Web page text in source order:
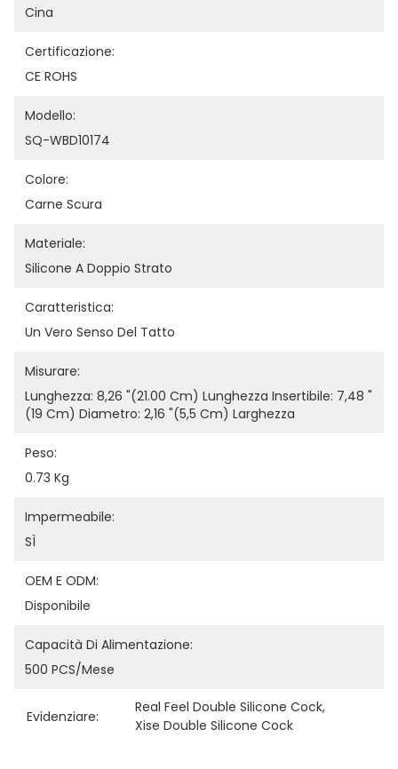
Cina
Certificazione:
CE ROHS
Modello:
SQ-WBD10174
Colore:
Carne Scura
Materiale:
Silicone A Doppio Strato
Caratteristica:
Un Vero Senso Del Tatto
Misurare:
Lunghezza: 8,26 "(21.00 Cm) Lunghezza Insertibile: 7,48 "
(19 Cm) Diametro: 2,16 "(5,5 Cm) Larghezza
Peso:
0.73 Kg
Impermeabile:
SÌ
OEM E ODM:
Disponibile
Capacità Di Alimentazione:
500 PCS/Mese
Evidenziare:
Real Feel Double Silicone Cock,
Xise Double Silicone Cock